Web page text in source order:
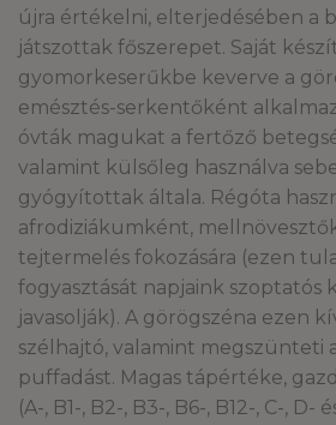
újra értékelni, elterjedésében a
játszottak főszerepet. Saját
gyomorkeserűkbe keverve a
emésztés-serkentőként
óvták magukat a fertőző
valamint külsőleg használva
gyógyítottak általa. Régóta
afrodiziákumként,
tejtermelés fokozására (ezen
fogyasztását napjaink szoptatós
javasolják). A görögszéna ezen
szélhajtó, valamint megszünteti
puffadást. Magas tápértéke,
(A-, B1-, B2-, B3-, B6-, B12-, C-, D-